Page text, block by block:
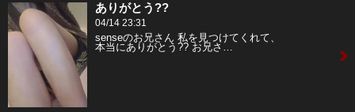
ありがとう??
04/14 23:31
senseのお兄さん 私を見つけてくれて、
本当にありがとう?? お兄さ…